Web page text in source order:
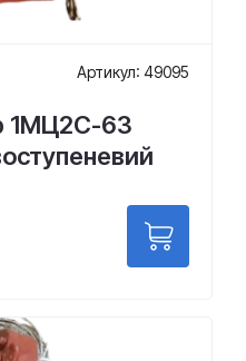
Артикул: 49095
1МЦ2С-63